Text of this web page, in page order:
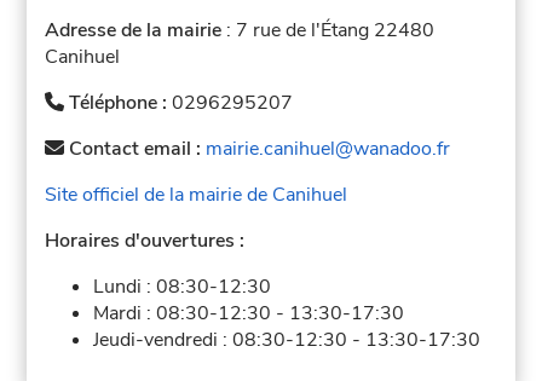
Adresse de la mairie : 7 rue de l'Étang 22480
Canihuel
Téléphone :0296295207
Contact email : mairie.canihuel@wanadoo.fr
Site officiel de la mairie de Canihuel
Horaires d'ouvertures :
Lundi :08:30-12:30
Mardi :08:30-12:30 - 13:30-17:30
Jeudi-vendredi :08:30-12:30 - 13:30-17:30